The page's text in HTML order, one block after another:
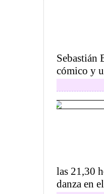
Sebastián
cómico y
las 21,30
danza en